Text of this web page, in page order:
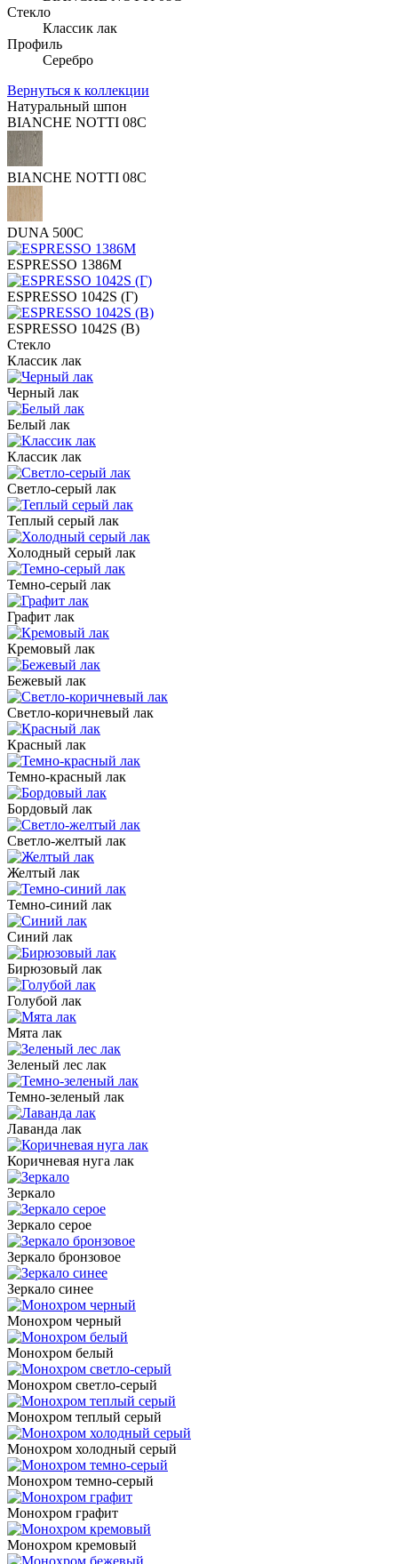
Стекло
Классик лак
Профиль
Серебро
Вернуться к коллекции
Натуральный шпон
BIANCHE NOTTI 08C
BIANCHE NOTTI 08C
DUNA 500C
ESPRESSO 1386M
ESPRESSO 1042S (Г)
ESPRESSO 1042S (В)
Стекло
Классик лак
Черный лак
Белый лак
Классик лак
Светло-серый лак
Теплый серый лак
Холодный серый лак
Темно-серый лак
Графит лак
Кремовый лак
Бежевый лак
Светло-коричневый лак
Красный лак
Темно-красный лак
Бордовый лак
Светло-желтый лак
Желтый лак
Темно-синий лак
Синий лак
Бирюзовый лак
Голубой лак
Мята лак
Зеленый лес лак
Темно-зеленый лак
Лаванда лак
Коричневая нуга лак
Зеркало
Зеркало серое
Зеркало бронзовое
Зеркало синее
Монохром черный
Монохром белый
Монохром светло-серый
Монохром теплый серый
Монохром холодный серый
Монохром темно-серый
Монохром графит
Монохром кремовый